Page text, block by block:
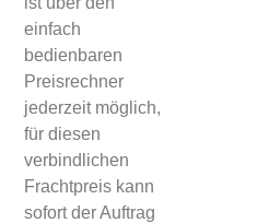
einfach
bedienbaren
Preisrechner
jederzeit möglich,
für diesen
verbindlichen
Frachtpreis kann
sofort der Auftrag